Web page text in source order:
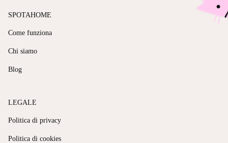
SPOTAHOME
Come funziona
Chi siamo
Blog
LEGALE
Politica di privacy
Politica di cookies